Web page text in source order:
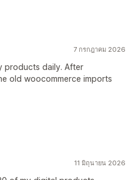
7 กรกฎาคม 2026
products daily. After
old woocommerce imports
11 มิถุนายน 2026